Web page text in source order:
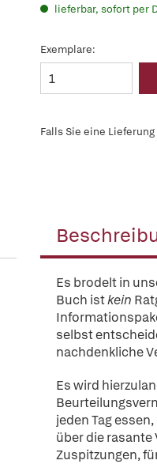
lieferbar, sofort per
Exemplare:
Falls Sie eine
Es brodelt in
Buch istkein
selbst
nachdenkliche
Es wird
jeden Tag
über die
Zuspitzungen,